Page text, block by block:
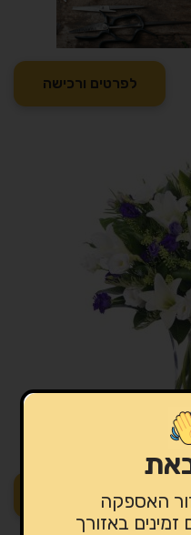
לפרטים ורכישה
לפרטים ורכישה
האספקה
באזורך